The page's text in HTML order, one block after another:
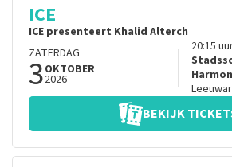
ICE
ICE presenteert Khalid Alterch
ZATERDAG
3OKTOBER
2026
20:15
BEKIJK